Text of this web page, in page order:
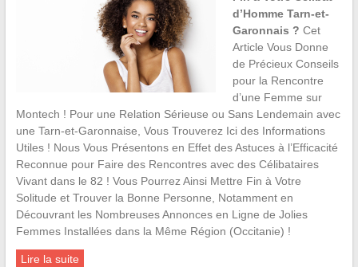
d’Homme Tarn-et-
Garonnais ? Cet
Article Vous Donne
de Précieux Conseils
pour la Rencontre
d’une Femme sur
Montech ! Pour une Relation Sérieuse ou Sans Lendemain avec
une Tarn-et-Garonnaise, Vous Trouverez Ici des Informations
Utiles ! Nous Vous Présentons en Effet des Astuces à l’Efficacité
Reconnue pour Faire des Rencontres avec des Célibataires
Vivant dans le 82 ! Vous Pourrez Ainsi Mettre Fin à Votre
Solitude et Trouver la Bonne Personne, Notamment en
Découvrant les Nombreuses Annonces en Ligne de Jolies
Femmes Installées dans la Même Région (Occitanie) !
Lire la suite